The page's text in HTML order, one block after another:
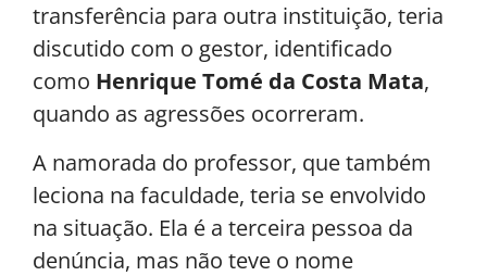
transferência para outra instituição, teria
discutido com o gestor, identificado
como Henrique Tomé da Costa Mata,
quando as agressões ocorreram.
A namorada do professor, que também
leciona na faculdade, teria se envolvido
na situação. Ela é a terceira pessoa da
denúncia, mas não teve o nome